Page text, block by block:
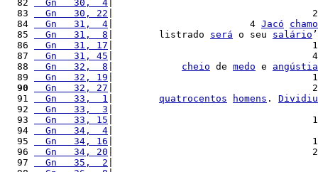
  82
  Gn   30,  4
  83
  Gn   30, 22
|
  84
  Gn   31,  4
|                        4 Jacó
  85
  Gn   31,  8
|        listrado será o seu salário
  86
  Gn   31, 17
|
  87
  Gn   31, 45
|
  88
  Gn   32,  8
cheio de medo e angústia
  89
  Gn   32, 19
|
  90
  Gn   32, 27
|
  91
  Gn   33,  1
quatrocentos homens . Dividiu
  92
  Gn   33,  3
  93
  Gn   33, 15
|
  94
  Gn   34,  4
  95
  Gn   34, 16
|
  96
  Gn   34, 20
|
  97
  Gn   35,  2